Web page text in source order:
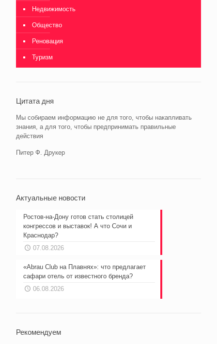
Недвижимость
Общество
Реновация
Туризм
Цитата дня
Мы собираем информацию не для того, чтобы накапливать
знания, а для того, чтобы предпринимать правильные
действия
Питер Ф. Друкер
Актуальные новости
Ростов-на-Дону готов стать столицей
конгрессов и выставок! А что Сочи и
Краснодар?
07.08.2026
«Abrau Club на Плавнях»: что предлагает
сафари отель от известного бренда?
06.08.2026
Рекомендуем